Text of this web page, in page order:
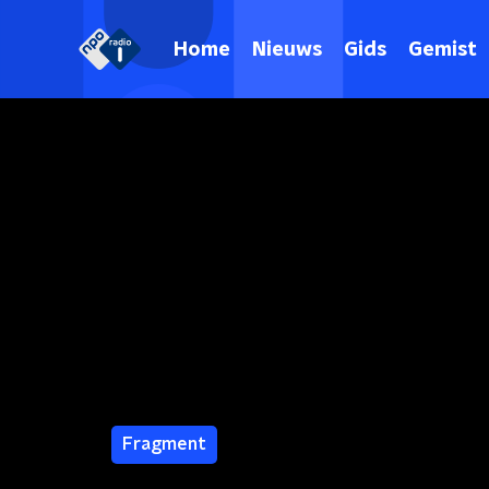
Home Nieuws Gids Gemist
Fragment